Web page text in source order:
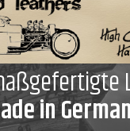
in